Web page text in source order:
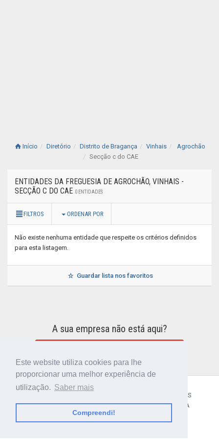
Este website utiliza cookies para lhe
proporcionar uma melhor experiência de
utilização. Saber mais
Compreendi!
Início Diretório Distrito de Bragança Vinhais
Agrochão
Secção c do CAE
ENTIDADES DA FREGUESIA DE AGROCHÃO, VINHAIS -
SECÇÃO C DO CAE 0 ENTIDADES
FILTROS ORDENAR POR
Não existe nenhuma entidade que respeite os critérios definidos
para esta listagem.
Guardar lista nos favoritos
A sua empresa não está aqui?
TERMOS E CONDIÇÕES
POLÍTICA DE PRIVACIDADE
CONTACTOS AJUDA